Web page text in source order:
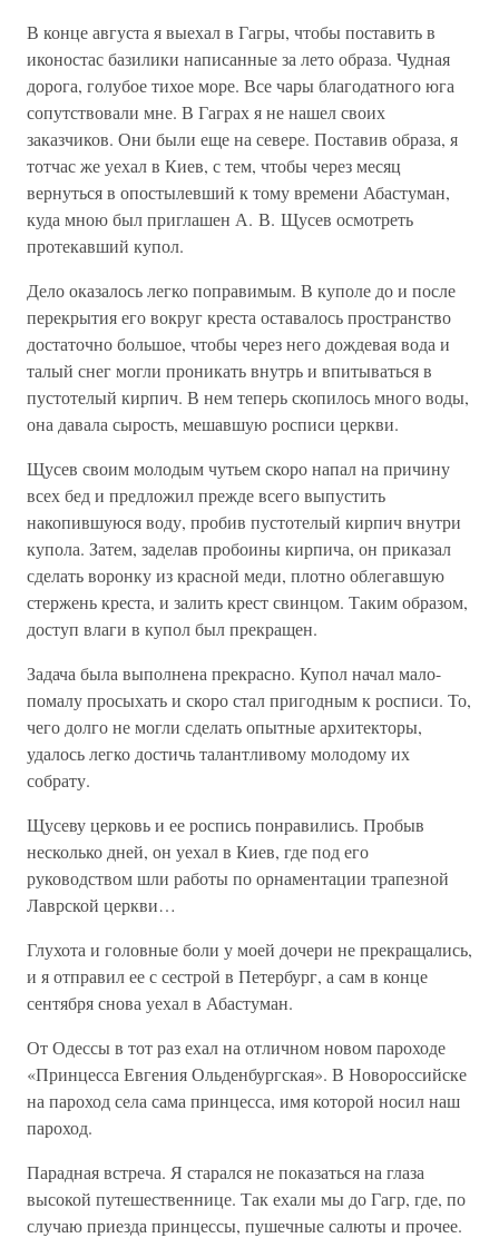
В конце августа я выехал в Гагры, чтобы поставить в
иконостас базилики написанные за лето образа. Чудная
дорога, голубое тихое море. Все чары благодатного юга
сопутствовали мне. В Гаграх я не нашел своих
заказчиков. Они были еще на севере. Поставив образа, я
тотчас же уехал в Киев, с тем, чтобы через месяц
вернуться в опостылевший к тому времени Абастуман,
куда мною был приглашен А. В. Щусев осмотреть
протекавший купол.
Дело оказалось легко поправимым. В куполе до и после
перекрытия его вокруг креста оставалось пространство
достаточно большое, чтобы через него дождевая вода и
талый снег могли проникать внутрь и впитываться в
пустотелый кирпич. В нем теперь скопилось много воды,
она давала сырость, мешавшую росписи церкви.
Щусев своим молодым чутьем скоро напал на причину
всех бед и предложил прежде всего выпустить
накопившуюся воду, пробив пустотелый кирпич внутри
купола. Затем, заделав пробоины кирпича, он приказал
сделать воронку из красной меди, плотно облегавшую
стержень креста, и залить крест свинцом. Таким образом,
доступ влаги в купол был прекращен.
Задача была выполнена прекрасно. Купол начал мало-
помалу просыхать и скоро стал пригодным к росписи. То,
чего долго не могли сделать опытные архитекторы,
удалось легко достичь талантливому молодому их
собрату.
Щусеву церковь и ее роспись понравились. Пробыв
несколько дней, он уехал в Киев, где под его
руководством шли работы по орнаментации трапезной
Лаврской церкви…
Глухота и головные боли у моей дочери не прекращались,
и я отправил ее с сестрой в Петербург, а сам в конце
сентября снова уехал в Абастуман.
От Одессы в тот раз ехал на отличном новом пароходе
«Принцесса Евгения Ольденбургская». В Новороссийске
на пароход села сама принцесса, имя которой носил наш
пароход.
Парадная встреча. Я старался не показаться на глаза
высокой путешественнице. Так ехали мы до Гагр, где, по
случаю приезда принцессы, пушечные салюты и прочее.